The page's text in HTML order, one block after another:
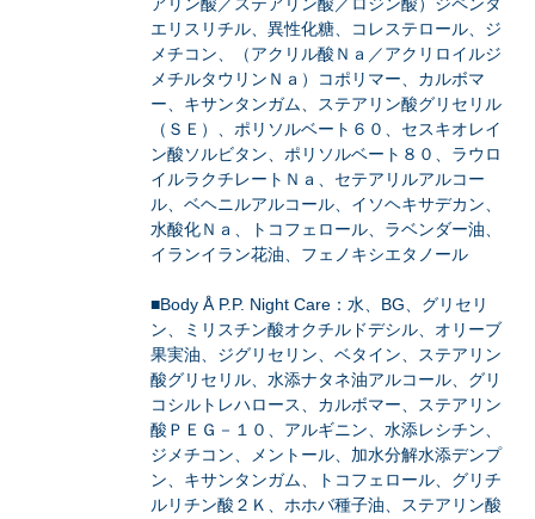
アリン酸／ステアリン酸／ロジン酸）ジペンタ
エリスリチル、異性化糖、コレステロール、ジ
メチコン、（アクリル酸Ｎａ／アクリロイルジ
メチルタウリンＮａ）コポリマー、カルボマ
ー、キサンタンガム、ステアリン酸グリセリル
（ＳＥ）、ポリソルベート６０、セスキオレイ
ン酸ソルビタン、ポリソルベート８０、ラウロ
イルラクチレートＮａ、セテアリルアルコー
ル、ベヘニルアルコール、イソヘキサデカン、
水酸化Ｎａ、トコフェロール、ラベンダー油、
イランイラン花油、フェノキシエタノール
■Body Å P.P. Night Care：水、BG、グリセリ
ン、ミリスチン酸オクチルドデシル、オリーブ
果実油、ジグリセリン、ベタイン、ステアリン
酸グリセリル、水添ナタネ油アルコール、グリ
コシルトレハロース、カルボマー、ステアリン
酸ＰＥＧ－１０、アルギニン、水添レシチン、
ジメチコン、メントール、加水分解水添デンプ
ン、キサンタンガム、トコフェロール、グリチ
ルリチン酸２Ｋ、ホホバ種子油、ステアリン酸